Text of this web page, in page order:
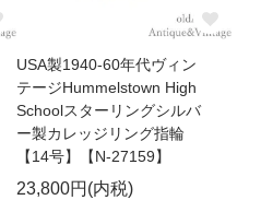
USA製1940-60年代ヴィン
テージHummelstown High
Schoolスターリングシルバ
ー製カレッジリング指輪
【14号】【N-27159】
23,800円(内税)